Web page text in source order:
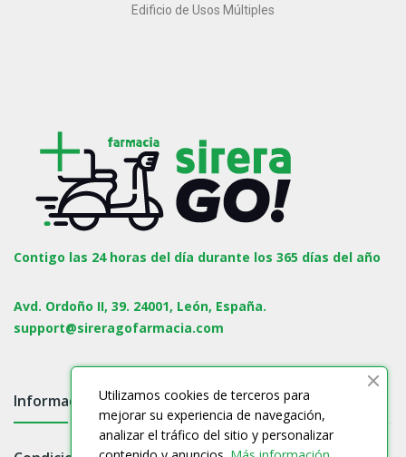
Edificio de Usos Múltiples
Contigo las 24 horas del día durante los 365 días del año
Avd. Ordoño II, 39. 24001, León, España.
support@sireragofarmacia.com
Información
Utilizamos cookies de terceros para
mejorar su experiencia de navegación,
analizar el tráfico del sitio y personalizar